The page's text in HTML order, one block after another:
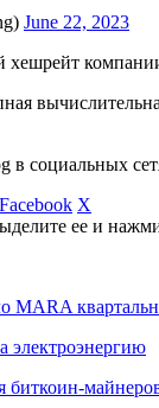
June 22, 2023
хешрейт
в социальных
Facebook X
ее и
MARA
электроэнергию